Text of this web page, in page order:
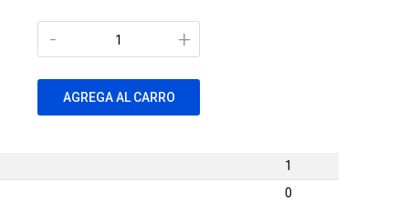
+
-
AGREGA AL CARRO
1
0